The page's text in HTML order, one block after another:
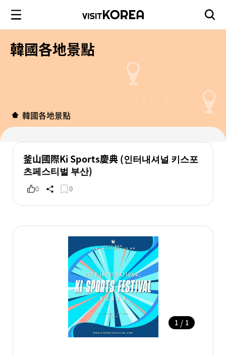
韓國各地景點
韓國各地景點
釜山國際Ki Sports慶典 (인터내셔널 키스포
츠페스티벌 부산)
0 0
1 / 1